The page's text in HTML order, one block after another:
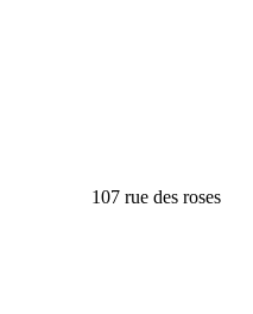
107 rue des roses